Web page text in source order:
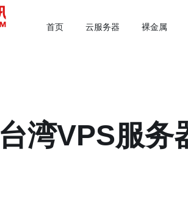
首页 云服务器 裸金属
台湾VPS服务